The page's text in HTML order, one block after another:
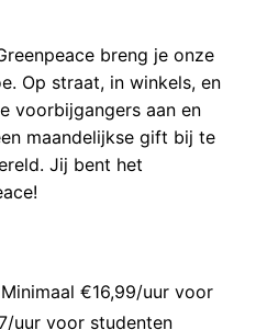
breng je onze
Op straat, in winkels, en
voorbijgangers aan en
maandelijkse gift bij te
Jij bent het
€16,99/uur voor
uur voor studenten